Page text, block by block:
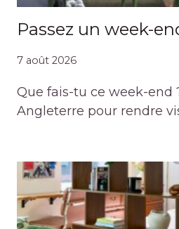
Passez un week-
7 août 2026
Que fais-tu ce week-end
Angleterre pour rendre